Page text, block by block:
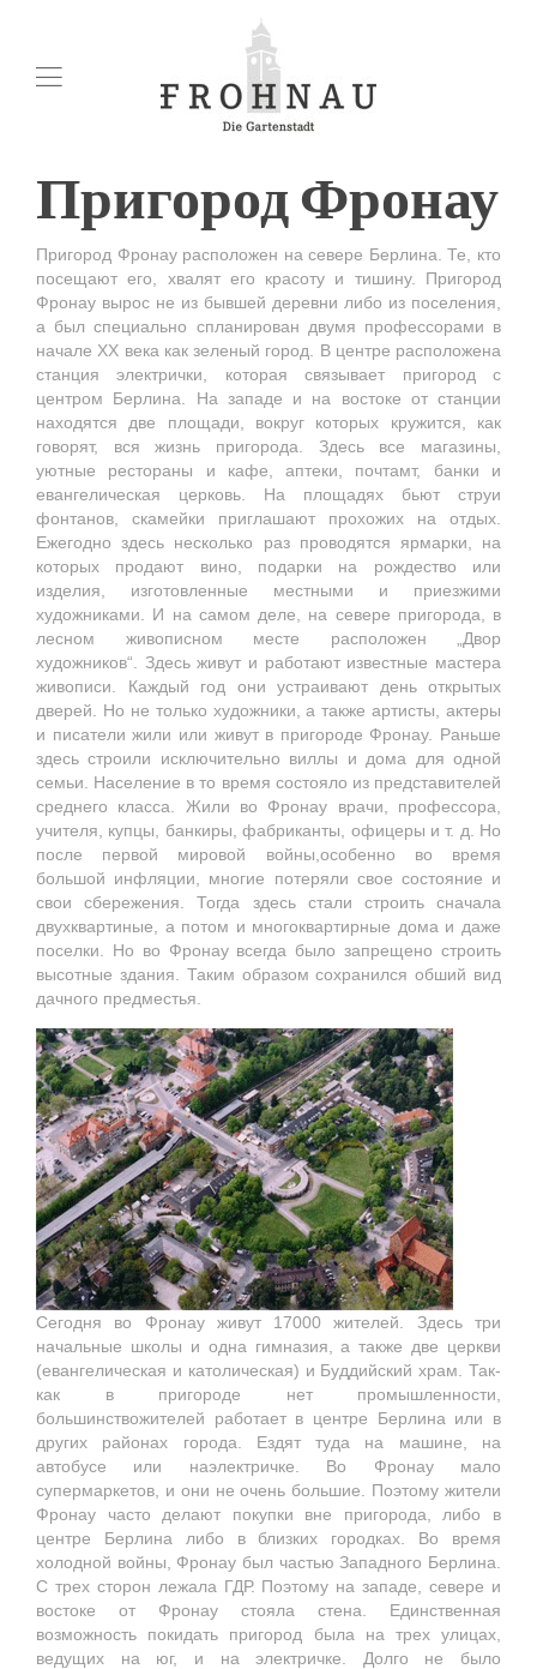
Пригород Фронау
Пригород Фронау расположен на севере Берлина. Те, кто
посещают его, хвалят его красоту и тишину. Пригород
Фронау вырос не из бывшей деревни либо из поселения,
а был специально спланирован двумя профессорами в
начале ХХ века как зеленый город. В центре расположена
станция электрички, которая связывает пригород с
центром Берлина. На западе и на востоке от станции
находятся две площади, вокруг которых кружится, как
говорят, вся жизнь пригорода. Здесь все магазины,
уютные рестораны и кафе, аптеки, почтамт, банки и
евангелическая церковь. На площадях бьют струи
фонтанов, скамейки приглашают прохожих на отдых.
Ежегодно здесь несколько раз проводятся ярмарки, на
которых продают вино, подарки на рождество или
изделия, изготовленные местными и приезжими
художниками. И на самом деле, на севере пригорода, в
лесном живописном месте расположен „Двор
художников“. Здесь живут и работают известные мастера
живописи. Каждый год они устраивают день открытых
дверей. Но не только художники, а также артисты, актеры
и писатели жили или живут в пригороде Фронау. Раньше
здесь строили исключительно виллы и дома для одной
семьи. Население в то время состояло из представителей
среднего класса. Жили во Фронау врачи, профессора,
учителя, купцы, банкиры, фабриканты, офицеры и т. д. Но
после первой мировой войны,особенно во время
большой инфляции, многие потеряли свое состояние и
свои сбережения. Тогда здесь стали строить сначала
двухквартиные, а потом и многоквартирные дома и даже
поселки. Но во Фронау всегда было запрещено строить
высотные здания. Таким образом сохранился обший вид
дачного предместья.
Сегодня во Фронау живут 17000 жителей. Здесь три
начальные школы и одна гимназия, а также две церкви
(евангелическая и католическая) и Буддийский храм. Так-
как в пригороде нет промышленности,
большинствожителей работает в центре Берлина или в
других районах города. Ездят туда на машине, на
автобусе или наэлектричке. Во Фронау мало
супермаркетов, и они не очень большие. Поэтому жители
Фронау часто делают покупки вне пригорода, либо в
центре Берлина либо в близких городках. Во время
холодной войны, Фронау был частью Западного Берлина.
С трех сторон лежала ГДР. Поэтому на западе, севере и
востоке от Фронау стояла стена. Единственная
возможность покидать пригород была на трех улицах,
ведущих на юг, и на электричке. Долго не было